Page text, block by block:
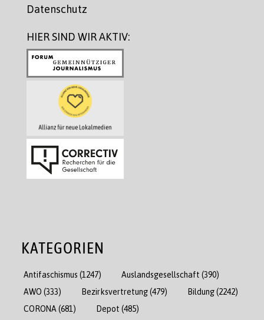
Datenschutz
HIER SIND WIR AKTIV:
KATEGORIEN
Antifaschismus (1247) Auslandsgesellschaft (390)
AWO (333) Bezirksvertretung(479) Bildung(2242)
CORONA (681) Depot (485)